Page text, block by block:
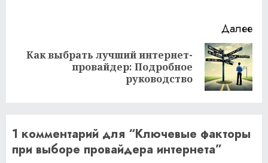
чтение
Далее
Следующая
Как выбрать лучший интернет-
провайдер: Подробное
руководство
1 комментарий для “Ключевые факторы
при выборе провайдера интернета”